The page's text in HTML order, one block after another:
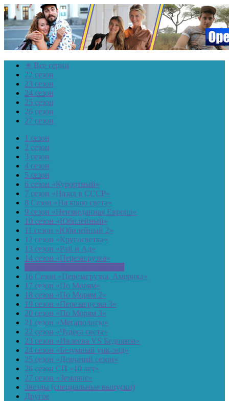
☀ Все серии
22 сезон
23 сезон
24 сезон
25 сезон
26 сезон
27 сезон
1 сезон
2 сезон
3 сезон
4 сезон
5 сезон
6 сезон «Курортный»
7 сезон «Назад в СССР»
8 Сезон «На краю света»
9 сезон «Неизведанная Европа»
10 сезон «Юбилейный»
11 сезон «Юбилейный 2»
12 сезон «Кругосветка»
13 сезон «Рай и Ад»
14 сезон «Перезагрузка»
16 Сезон «Перезагрузка, Америка»
17 сезон «По Морям»
18 сезон «По Морям 2»
19 сезон «Перезагрузка 3»
20 сезон «По Морям 3»
21 сезон «Мегаполисы»
22 сезон «Чудеса света»
23 сезон «Ивлеева VS Бедняков»
24 сезон «Безумный уик-энд»
25 сезон «Девчачий сезон»
26 сезон СП «10 лет»
27 сезон «Земляне»
Звезды (специальные выпуски)
Другое